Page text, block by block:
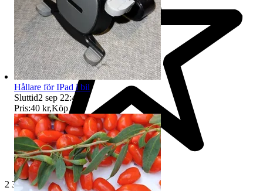
2 377 omdömen
Hållare för IPad i bil
Sluttid2 sep 22:49
Pris:40 kr,Köp nu